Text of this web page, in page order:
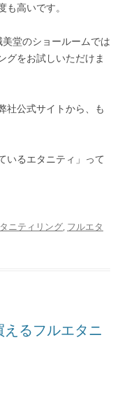
高いです。
堂のショールームでは
グをお試しいただけま
社公式サイトから、も
いるエタニティ」って
ニティリング, フルエタ
るフルエタニ